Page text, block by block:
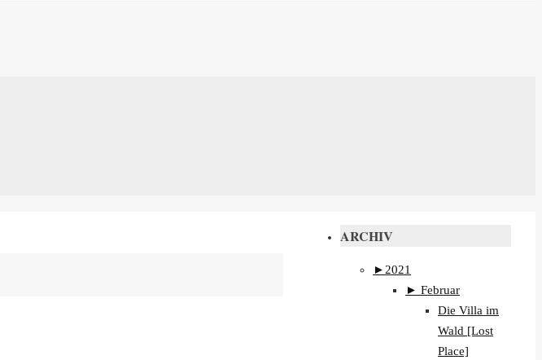
ARCHIV
► 2021
► Februar
Die Villa im
Wald [Lost
Place]